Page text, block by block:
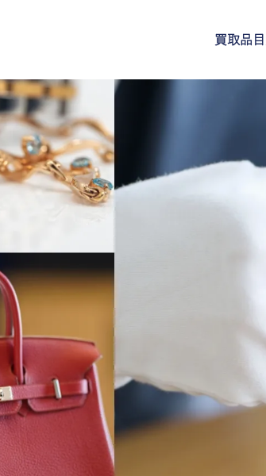
買取品目
買取品目
店舗一覧